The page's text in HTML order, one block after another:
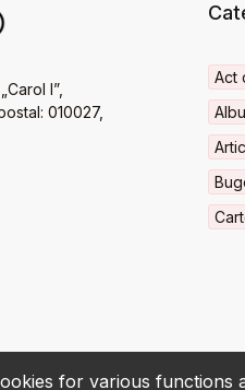
for various functions
I”,
010027,
Act